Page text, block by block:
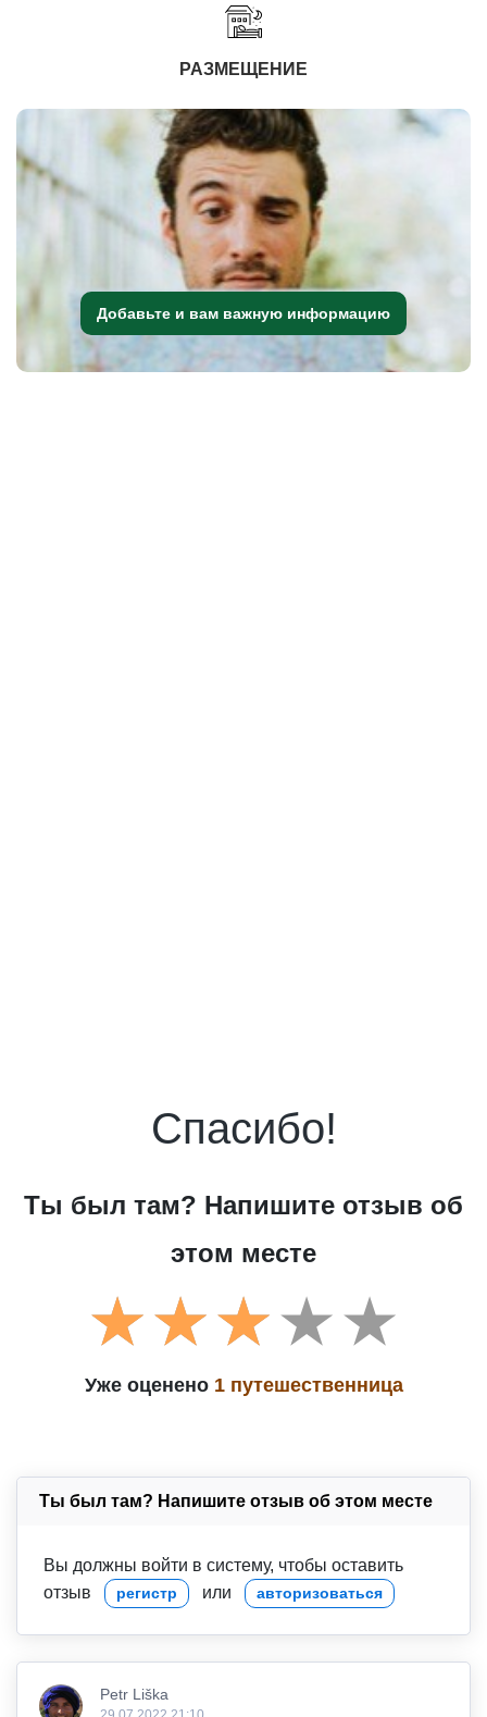
РАЗМЕЩЕНИЕ
Добавьте и вам важную информацию
Спасибо!
Ты был там? Напишите отзыв об
этом месте
Уже оценено 1 путешественница
Ты был там? Напишите отзыв об этом месте
Вы должны войти в систему, чтобы оставить
отзыв
регистр или авторизоваться
Petr Liška